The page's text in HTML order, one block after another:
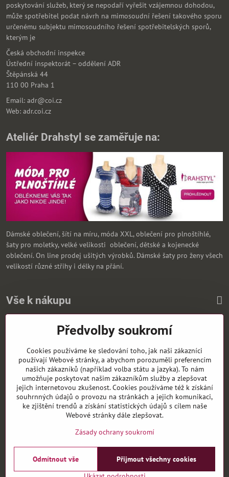
poskytování služeb, který se nepodaří vyřešit vzájemnou dohodou,
může spotřebitel podat návrh na mimosoudní řešení takového sporu
určenému subjektu mimosoudního řešení spotřebitelských sporů,
kterým je
Česká obchodní inspekce
Ústřední inspektorát – oddělení ADR
Štěpánská 44
110 00 Praha 1
Email: adr@coi.cz
Web: adr.coi.cz
Ateliér Drahstyl se zaměřuje na:
Dámské oblečení, šítí na míru, móda XXL, oblečení pro plnoštíhlé,
šaty pro moletky, velké velikosti oblečení, dětské a kojenecké
oblečení. On line prodej ušitých výrobků. Dámské šaty pro ženy všech
velikostí různé střihy i délky na přání.
Vše k nákupu
Zasíláme i na Slovensko
©2026CopyrightPředvolby soukromíZásady ochrany soukromí
Předvolby soukromí
Cookies používáme ke sledování toho, jak naši zákazníci
používají Webové stránky, a abychom porozuměli preferencím
našich zákazníků (například volba státu a jazyka). To nám
umožňuje poskytovat našim zákazníkům služby a zlepšovat
jejich internetovou zkušenost. Cookies používáme též k získání
souhrnných údajů o provozu na stránkách a jejich komunikaci,
ke zjištění trendů a získání statistických údajů s cílem naše
Webové stránky dále zlepšovat.
Zásady ochrany soukromí
Přijmout všechny cookies
Odmítnout vše